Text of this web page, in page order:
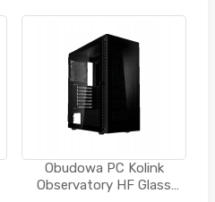
Obudowa PC Kolink
Observatory HF Glass